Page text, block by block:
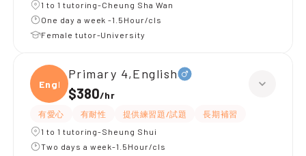
1 to 1 tutoring-Cheung Sha Wan
One day a week -1.5Hour/cls
Female tutor-University
Engli
Primary 4,English
$380/hr
有愛心 有耐性 提供練習題/試題
長期補習
1 to 1 tutoring-Sheung Shui
Two days a week-1.5Hour/cls